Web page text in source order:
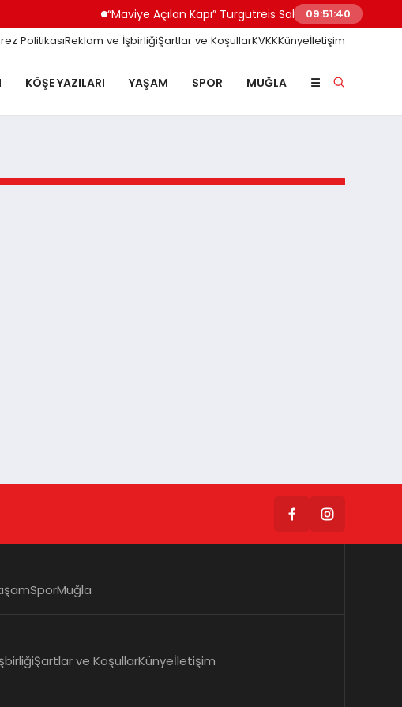
“Maviye Açılan Kapı” Turgutreis Sahilinde Yerini Aldı
09:51:40
PolitikasıReklam ve İşbirliğiŞartlar ve KoşullarKVKKKünyeİletişim
KÖŞE YAZILARI YAŞAM SPOR MUĞLA ☰
SporMuğla
Şartlar ve KoşullarKünyeİletişim